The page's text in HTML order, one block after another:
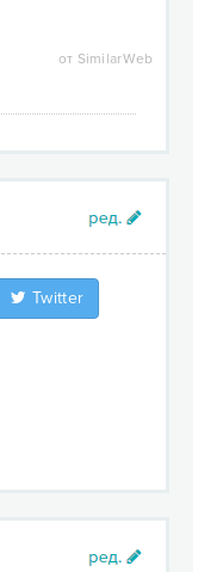
от SimilarWeb
Twitter